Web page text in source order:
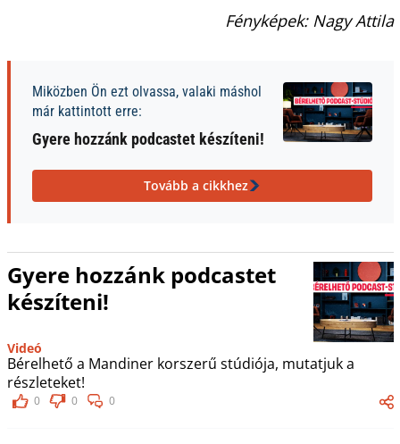
Fényképek: Nagy Attila
Miközben Ön ezt olvassa, valaki máshol
már kattintott erre:
Gyere hozzánk podcastet készíteni!
Tovább a cikkhez
Gyere hozzánk podcastet
készíteni!
Videó
Bérelhető a Mandiner korszerű stúdiója, mutatjuk a
részleteket!
0 0 0